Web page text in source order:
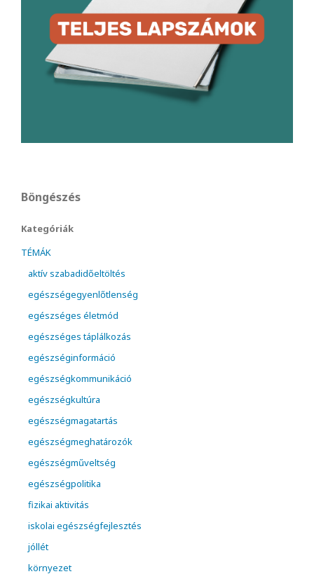
Böngészés
Kategóriák
TÉMÁK
aktív szabadidőeltöltés
egészségegyenlőtlenség
egészséges életmód
egészséges táplálkozás
egészséginformáció
egészségkommunikáció
egészségkultúra
egészségmagatartás
egészségmeghatározók
egészségműveltség
egészségpolitika
fizikai aktivitás
iskolai egészségfejlesztés
jóllét
környezet